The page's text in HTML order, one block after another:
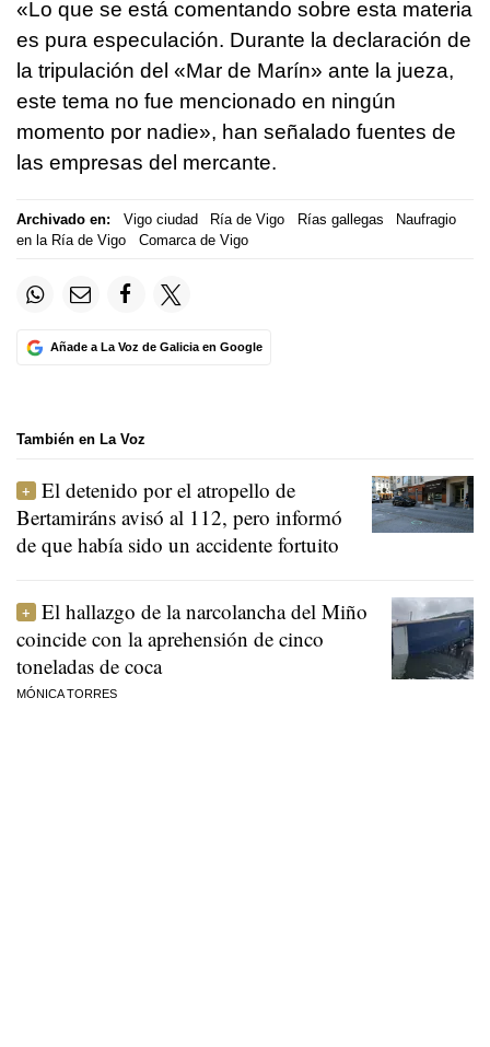
«Lo que se está comentando sobre esta materia
es pura especulación. Durante la declaración de
la tripulación del «Mar de Marín» ante la jueza,
este tema no fue mencionado en ningún
momento por nadie», han señalado fuentes de
las empresas del mercante.
Archivado en: Vigo ciudad Ría de Vigo Rías gallegas
Naufragio
en la Ría de Vigo
Comarca de Vigo
Añade a La Voz de Galicia en Google
También en La Voz
El detenido por el atropello de
Bertamiráns avisó al 112, pero informó
de que había sido un accidente fortuito
El hallazgo de la narcolancha del Miño
coincide con la aprehensión de cinco
toneladas de coca
MÓNICA TORRES